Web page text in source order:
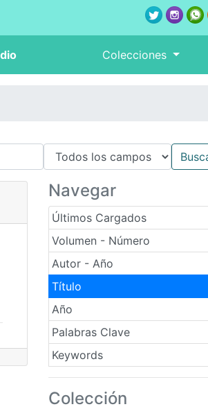
Colecciones
Navegar
Últimos Cargados
Volumen - Número
Autor - Año
Título
Año
Palabras Clave
Keywords
Colección